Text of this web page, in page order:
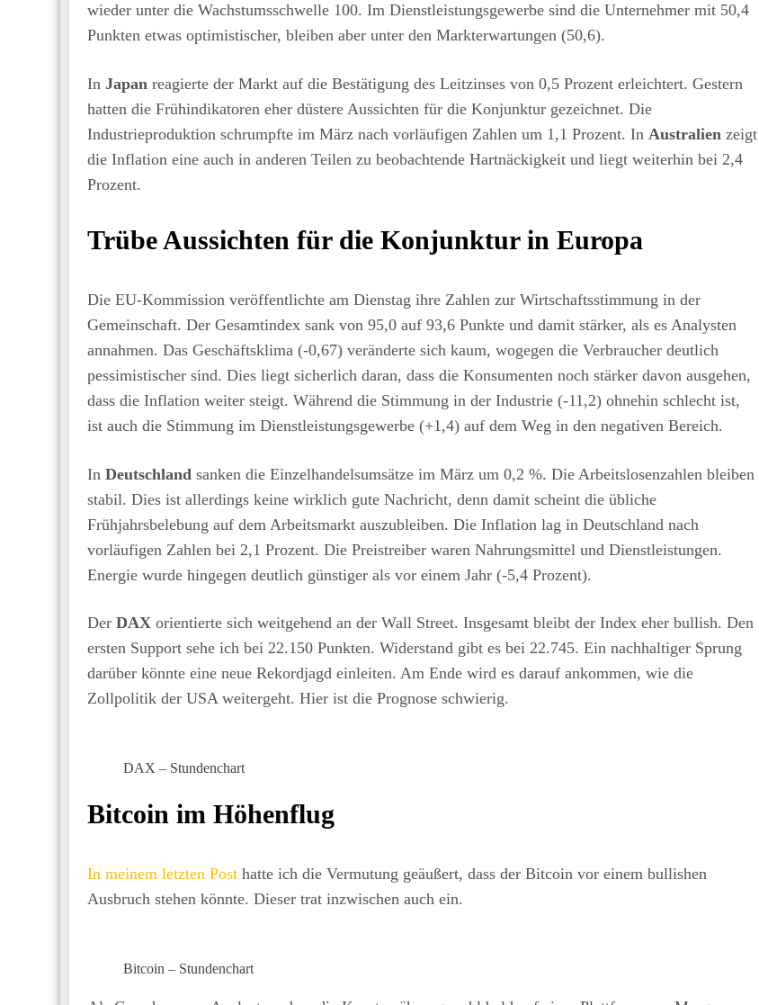
wieder unter die Wachstumsschwelle 100. Im Dienstleistungsgewerbe sind die Unternehmer mit 50,4
Punkten etwas optimistischer, bleiben aber unter den Markterwartungen (50,6).
In Japan reagierte der Markt auf die Bestätigung des Leitzinses von 0,5 Prozent erleichtert. Gestern
hatten die Frühindikatoren eher düstere Aussichten für die Konjunktur gezeichnet. Die
Industrieproduktion schrumpfte im März nach vorläufigen Zahlen um 1,1 Prozent. In Australien zeigt
die Inflation eine auch in anderen Teilen zu beobachtende Hartnäckigkeit und liegt weiterhin bei 2,4
Prozent.
Trübe Aussichten für die Konjunktur in Europa
Die EU-Kommission veröffentlichte am Dienstag ihre Zahlen zur Wirtschaftsstimmung in der
Gemeinschaft. Der Gesamtindex sank von 95,0 auf 93,6 Punkte und damit stärker, als es Analysten
annahmen. Das Geschäftsklima (-0,67) veränderte sich kaum, wogegen die Verbraucher deutlich
pessimistischer sind. Dies liegt sicherlich daran, dass die Konsumenten noch stärker davon ausgehen,
dass die Inflation weiter steigt. Während die Stimmung in der Industrie (-11,2) ohnehin schlecht ist,
ist auch die Stimmung im Dienstleistungsgewerbe (+1,4) auf dem Weg in den negativen Bereich.
In Deutschland sanken die Einzelhandelsumsätze im März um 0,2 %. Die Arbeitslosenzahlen bleiben
stabil. Dies ist allerdings keine wirklich gute Nachricht, denn damit scheint die übliche
Frühjahrsbelebung auf dem Arbeitsmarkt auszubleiben. Die Inflation lag in Deutschland nach
vorläufigen Zahlen bei 2,1 Prozent. Die Preistreiber waren Nahrungsmittel und Dienstleistungen.
Energie wurde hingegen deutlich günstiger als vor einem Jahr (-5,4 Prozent).
Der DAX orientierte sich weitgehend an der Wall Street. Insgesamt bleibt der Index eher bullish. Den
ersten Support sehe ich bei 22.150 Punkten. Widerstand gibt es bei 22.745. Ein nachhaltiger Sprung
darüber könnte eine neue Rekordjagd einleiten. Am Ende wird es darauf ankommen, wie die
Zollpolitik der USA weitergeht. Hier ist die Prognose schwierig.
DAX – Stundenchart
Bitcoin im Höhenflug
In meinem letzten Post hatte ich die Vermutung geäußert, dass der Bitcoin vor einem bullishen
Ausbruch stehen könnte. Dieser trat inzwischen auch ein.
Bitcoin – Stundenchart